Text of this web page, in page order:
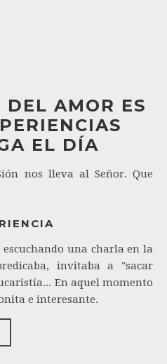
DEL AMOR ES
EL DÍA
nos lleva al Señor. Que
una charla en la
invitaba a "sacar
En aquel momento
e interesante.